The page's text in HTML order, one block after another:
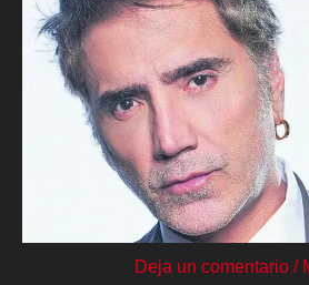
Deja un comentario /